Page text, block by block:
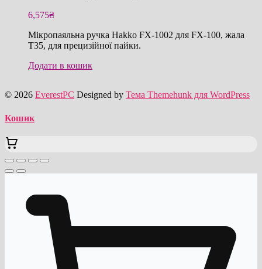
6,575₴
Мікропаяльна ручка Hakko FX-1002 для FX-100, жала
T35, для прецизійної пайки.
Додати в кошик
© 2026 EverestPC Designed by Тема Themehunk для WordPress
Кошик